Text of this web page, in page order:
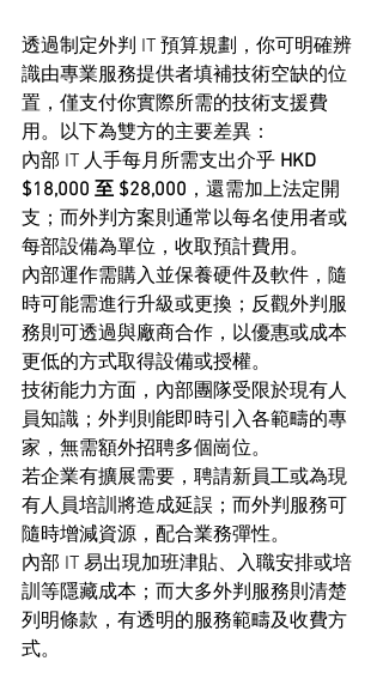
透過制定外判 IT 預算規劃，你可明確辨
識由專業服務提供者填補技術空缺的位
置，僅支付你實際所需的技術支援費
用。以下為雙方的主要差異：
內部 IT 人手每月所需支出介乎 HKD
$18,000 至 $28,000 ，還需加上法定開
支；而外判方案則通常以每名使用者或
每部設備為單位，收取預計費用。
內部運作需購入並保養硬件及軟件，隨
時可能需進行升級或更換；反觀外判服
務則可透過與廠商合作，以優惠或成本
更低的方式取得設備或授權。
技術能力方面，內部團隊受限於現有人
員知識；外判則能即時引入各範疇的專
家，無需額外招聘多個崗位。
若企業有擴展需要，聘請新員工或為現
有人員培訓將造成延誤；而外判服務可
隨時增減資源，配合業務彈性。
內部 IT 易出現加班津貼、入職安排或培
訓等隱藏成本；而大多外判服務則清楚
列明條款，有透明的服務範疇及收費方
式。